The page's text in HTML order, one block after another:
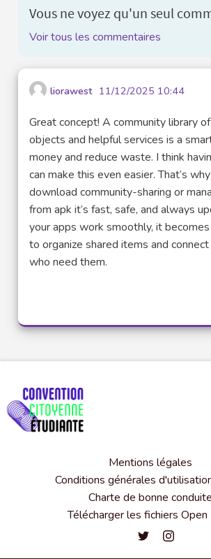
Vous ne voyez qu'un seul
Voir tous les commentaires
liorawest 11/12/2025 10:44
Great concept! A community library
objects and helpful services is a
money and reduce waste. I think
can make this even easier. That’s
download community-sharing or
from apk it’s fast, safe, and always
your apps work smoothly, it
to organize shared items and
who need them.
Mentions légales
Conditions générales
Charte de bonne conduite
Télécharger les fichiers Open
Convention